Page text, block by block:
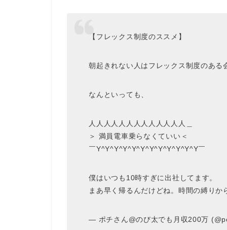
【フレックス制度のススメ】
朝起きれない人はフレックス制度のある
なんといっても、
人人人人人人人人人人人人人＿
＞ 満員電車乗らなくていい＜
￣Y^Y^Y^Y^Y^Y^Y^Y^Y^Y^Y^Y￣
僕はいつも10時すぎに出社してます。
まあ早く帰るんだけどね。時間の縛りか
— ポチさん@のび太でも月収200万